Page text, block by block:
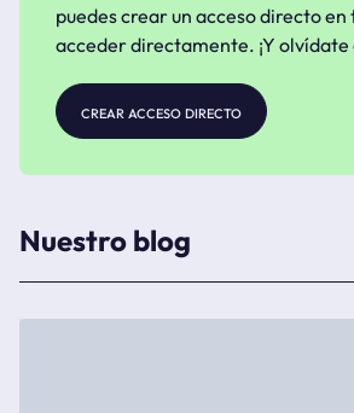
puedes crear un acceso directo en
acceder directamente. ¡Y olvídate
crear acceso directo
Nuestro blog